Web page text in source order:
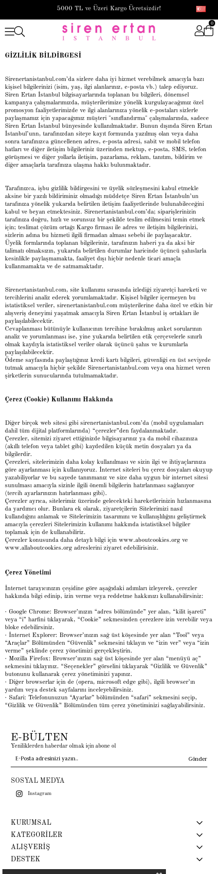
5000 TL ve Üzeri Kargo Ücretsizdir!
0
GİZLİLİK BİLDİRGESİ
Sirenertanistanbul.com’da sizlere daha iyi hizmet verebilmek amacıyla bazı
kişisel bilgilerinizi (isim, yaş, ilgi alanlarınız, e-posta vb.) talep ediyoruz.
Siren Ertan İstanbul bilgisayarlarında toplanan bu bilgileri, dönemsel
kampanya çalışmalarımızda, müşterilerimize yönelik kurgulayacağımız özel
promosyon faaliyetlerimizde ve ilgi alanlarınıza yönelik e-postaları sizlerle
paylaşmamız için yapacağımız müşteri "sınıflandırma" çalışmalarında, sadece
Siren Ertan İstanbul bünyesinde kullanılmaktadır. Bunun dışında Siren Ertan
İstanbul’unn, tarafınızdan siteye kayıt formunda yazılmış olan veya daha
sonra tarafınızca güncellenen adres, e-posta adresi, sabit ve mobil telefon
hatları ve diğer iletişim bilgileriniz üzerinden mektup, e-posta, SMS, telefon
görüşmesi ve diğer yollarla iletişim, pazarlama, reklam, tanıtım, bildirim ve
diğer amaçlarla tarafınıza ulaşma hakkı bulunmaktadır.
Tarafınızca, işbu gizlilik bildirgesini ve üyelik sözleşmesini kabul etmekle
aksine bir yazılı bildiriminiz olmadığı müddetçe Siren Ertan İstanbuln’un
tarafınıza yönelik yukarıda belirtilen iletişim faaliyetlerinde bulunabileceğini
kabul ve beyan etmektesiniz. Sirenertanistanbul.com’da; siparişlerinizin
tarafınıza doğru, hızlı ve sorunsuz bir şekilde teslim edilmesini temin etmek
için; teslimat çözüm ortağı Kargo firması ile adres ve iletişim bilgilerinizi,
sizlerin adına bu hizmeti ilgili firmadan alması sebebi ile paylaşacaktır.
Üyelik formlarında toplanan bilgileriniz, tarafınızın haberi ya da aksi bir
talimatı olmaksızın, yukarıda belirtilen durumlar haricinde üçüncü şahıslarla
kesinlikle paylaşmamakta, faaliyet dışı hiçbir nedenle ticari amaçla
kullanmamakta ve de satmamaktadır.
Sirenertanistanbul.com, site kullanımı sırasında izlediği ziyaretçi hareketi ve
tercihlerini analiz ederek yorumlamaktadır. Kişisel bilgiler içermeyen bu
istatistiksel veriler, sirenertanistanbul.com müşterilerine daha özel ve etkin bir
alışveriş deneyimi yaşatmak amacıyla Siren Ertan İstanbul iş ortakları ile
paylaşılabilecektir.
Cevaplanması bütünüyle kullanıcının tercihine bırakılmış anket sorularının
analiz ve yorumlanması ise, yine yukarıda belirtilen etik çerçevelerle sınırlı
olmak kaydıyla istatistiksel veriler olarak üçüncü şahıs ve kurumlarla
paylaşılabilecektir.
Ödeme sayfasında paylaştığınız kredi kartı bilgileri, güvenliği en üst seviyede
tutmak amacıyla hiçbir şekilde Sirenertanistanbul.com veya ona hizmet veren
şirketlerin sunucularında tutulmamaktadır.
Çerez (Cookie) Kullanımı Hakkında
Diğer birçok web sitesi gibi sirenertanistanbul.com’da (mobil uygulamaları
dahil tüm dijital platformlarında) “çerezler”den faydalanmaktadır.
Çerezler, sitemizi ziyaret ettiğinizde bilgisayarınız ya da mobil cihazınıza
(akıllı telefon veya tablet gibi) kaydedilen küçük metin dosyaları ya da
bilgilerdir.
Çerezleri, sitelerimizin daha kolay kullanılması ve sizin ilgi ve ihtiyaçlarınıza
göre ayarlanması için kullanıyoruz. İnternet siteleri bu çerez dosyaları okuyup
yazabiliyorlar ve bu sayede tanınmanız ve size daha uygun bir internet sitesi
sunulması amacıyla sizinle ilgili önemli bilgilerin hatırlanması sağlanıyor
(tercih ayarlarınızın hatırlanması gibi).
Çerezler ayrıca, sitelerimiz üzerinde gelecekteki hareketlerinizin hızlanmasına
da yardımcı olur. Bunlara ek olarak, ziyaretçilerin Sitelerimizi nasıl
kullandığını anlamak ve Sitelerimizin tasarımını ve kullanışlılığını geliştirmek
amacıyla çerezleri Sitelerimizin kullanımı hakkında istatistiksel bilgiler
toplamak için de kullanabiliriz.
Çerezler konusunda daha detaylı bilgi için www.aboutcookies.org ve
www.allaboutcookies.org adreslerini ziyaret edebilirisiniz.
Çerez Yönetimi
İnternet tarayıcınızın çeşidine göre aşağıdaki adımları izleyerek, çerezler
hakkında bilgi edinip, izin verme veya reddetme hakkınızı kullanabilirsiniz:
· Google Chrome: Browser’ınızın “adres bölümünde” yer alan, “kilit işareti”
veya “i” harfini tıklayarak, “Cookie” sekmesinden çerezlere izin verebilir veya
bloke edebilirsiniz.
· İnternet Explorer: Browser’ınızın sağ üst köşesinde yer alan “Tool” veya
“Araçlar” Bölümünden “Güvenlik” sekmesini tıklayın ve “izin ver” veya “izin
verme” şeklinde çerez yönetimizi gerçekleştirin.
· Mozilla Firefox: Browser’ınızın sağ üst köşesinde yer alan “menüyü aç”
sekmesini tıklayınız. “Seçenekler” görselini tıklayarak “Gizlilik ve Güvenlik”
butonunu kullanarak çerez yönetiminizi yapınız.
· Diğer browserlar için de (opera, microsoft edge gibi), ilgili browser’ın
yardım veya destek sayfalarını inceleyebilirsiniz.
· Safari: Telefonunuzun “Ayarlar” bölümünden “safari” sekmesini seçip,
“Gizlilik ve Güvenlik” Bölümünden tüm çerez yönetiminizi sağlayabilirsiniz.
E-BÜLTEN
Yeniliklerden haberdar olmak için abone ol
Gönder
SOSYAL MEDYA
Instagram
KURUMSAL
KATEGORİLER
ALIŞVERİŞ
DESTEK